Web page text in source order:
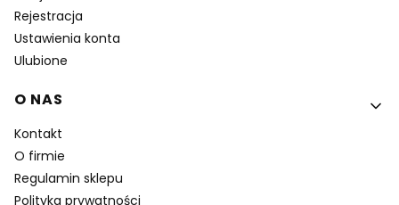
Rejestracja
Ustawienia konta
Ulubione
O NAS
Kontakt
O firmie
Regulamin sklepu
Polityka prywatności